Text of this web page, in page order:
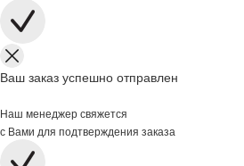
Ваш заказ успешно отправлен
Наш менеджер свяжется
с Вами для подтверждения заказа